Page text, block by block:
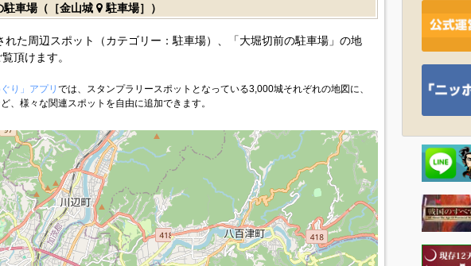
駐車場（［金山城 駐車場］）
た周辺スポット（カテゴリー：駐車場）、「大堀切前の駐車場」の地
頂けます。
り」アプリ では、スタンプラリースポットとなっている3,000城それぞれの地図に、
、様々な関連スポットを自由に追加できます。